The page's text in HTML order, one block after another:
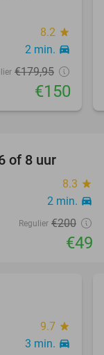
8.2 star
2 min. directions_car
€179,95
€150
of 8 uur
8.3 star
2 min. directions_car
Regulier €200
€49
favorite_border
9.7 star
3 min. directions_car